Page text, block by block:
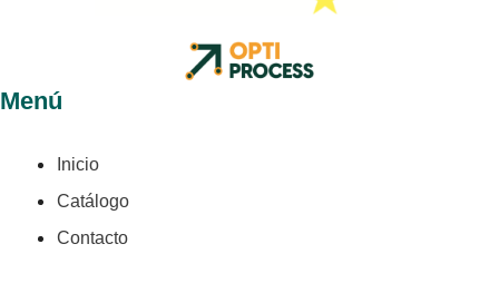
Menú
Inicio
Catálogo
Contacto